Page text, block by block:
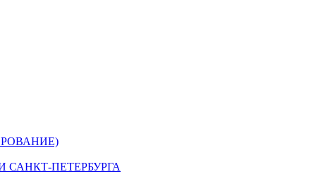
ПЕТЕРБУРГА